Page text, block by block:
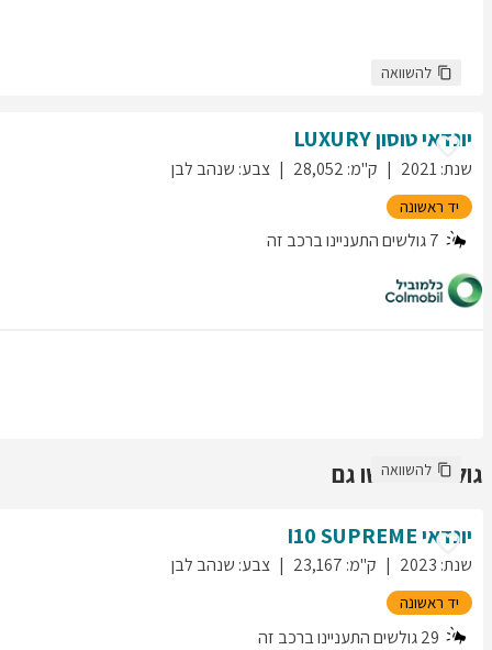
להשוואה
יונדאיטוסוןLUXURY
שנת:
2021 ק"מ:
28,052 צבע: שנהב לבן
יד ראשונה
7גולשים התעניינו ברכב זה
גולשים חיפשו גם
להשוואה
יונדאי I10SUPREME
שנת:
2023 ק"מ:
23,167 צבע: שנהב לבן
יד ראשונה
29גולשים התעניינו ברכב זה